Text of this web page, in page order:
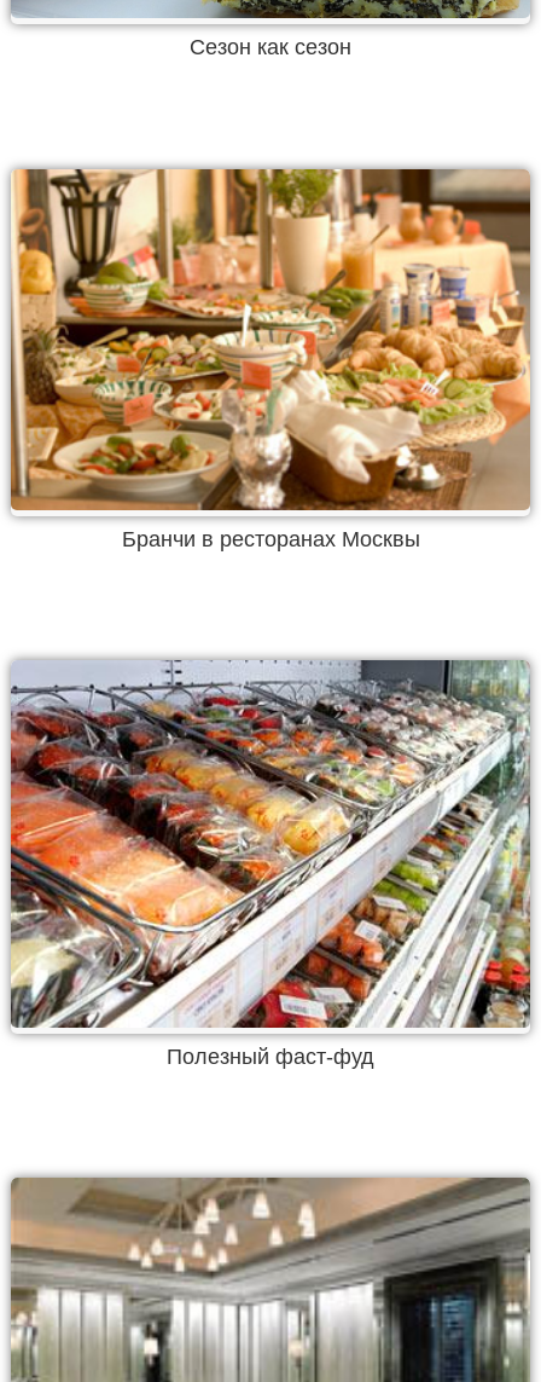
Сезон как сезон
Бранчи в ресторанах Москвы
Полезный фаст-фуд